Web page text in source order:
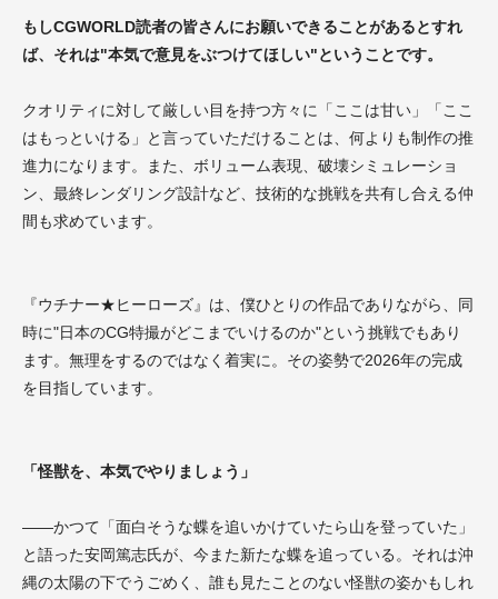
もしCGWORLD読者の皆さんにお願いできることがあるとすれ
ば、それは"本気で意見をぶつけてほしい"ということです。
クオリティに対して厳しい目を持つ方々に「ここは甘い」「ここ
はもっといける」と言っていただけることは、何よりも制作の推
進力になります。また、ボリューム表現、破壊シミュレーショ
ン、最終レンダリング設計など、技術的な挑戦を共有し合える仲
間も求めています。
『ウチナー★ヒーローズ』は、僕ひとりの作品でありながら、同
時に"日本のCG特撮がどこまでいけるのか"という挑戦でもあり
ます。無理をするのではなく着実に。その姿勢で2026年の完成
を目指しています。
「怪獣を、本気でやりましょう」
——かつて「面白そうな蝶を追いかけていたら山を登っていた」
と語った安岡篤志氏が、今また新たな蝶を追っている。それは沖
縄の太陽の下でうごめく、誰も見たことのない怪獣の姿かもしれ